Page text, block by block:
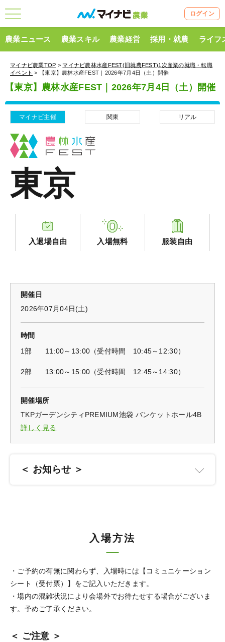
ログイン
農業ニュース 農業スキル 農業経営 採用・就農 ライフ
マイナビ農業TOP >マイナビ農林水産FEST(旧就農FEST)1次産業の就職・転職
イベント > 【東京】農林水産FEST｜2026年7月4日（土）開催
【東京】農林水産FEST｜2026年7月4日（土）開催
マイナビ主催 関東 リアル
東京
入退場自由 入場無料 服装自由
開催日
2026年07月04日(土)
時間
1部
11:00～13:00（受付時間 10:45～12:30）
2部 13:00～15:00（受付時間 12:45～14:30）
開催場所
TKPガーデンシティPREMIUM池袋 バンケットホール4B
詳しく見る
＜ お知らせ ＞
入場方法
・ご予約の有無に関わらず、入場時には【コミュニケーション
シート（受付票）】をご記入いただきます。
・場内の混雑状況により会場外でお待たせする場合がございま
す。予めご了承ください。
＜ ご注意 ＞